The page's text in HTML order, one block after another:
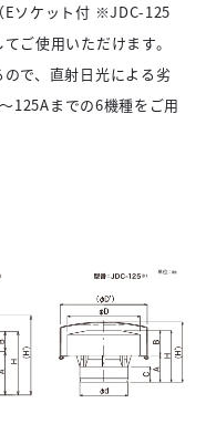
Eソケット付 ※JDC-125
ご使用いただけます。
で、直射日光による劣
125Aまでの6機種をご用